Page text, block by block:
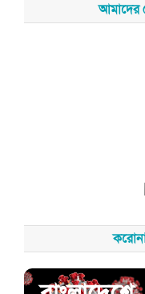
আমাদের